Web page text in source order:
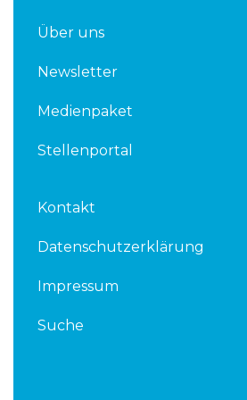
Über uns
Newsletter
Medienpaket
Stellenportal
Kontakt
Datenschutzerklärung
Impressum
Suche